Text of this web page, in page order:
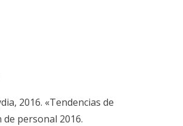
2016. «Tendencias de
de personal 2016.